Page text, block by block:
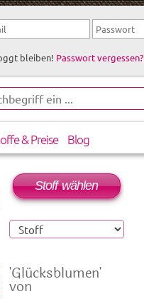
bleiben! Passwort vergessen?
& Preise Blog
Stoff wählen
'Glücksblumen'
von